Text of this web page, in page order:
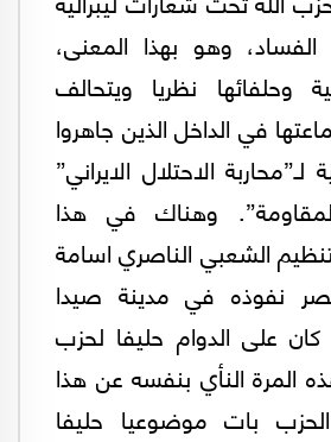
وهو بهذا المعنى،
وحلفائها نظريا ويتحالف
في الداخل الذين جاهروا
لـ”محاربة الاحتلال الايراني”
وهناك في هذا
الشعبي الناصري اسامة
نفوذه في مدينة صيدا
كان على الدوام حليفا لحزب
المرة النأي بنفسه عن هذا
بات موضوعيا حليفا